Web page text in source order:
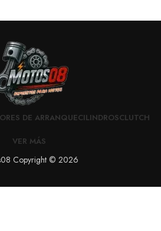
DE ARRANQUECILINDROSCLUTCH
VER MÁS
Copyright © 2026